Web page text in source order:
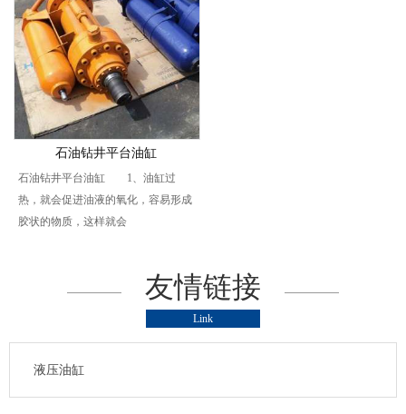
石油钻井平台油缸
石油钻井平台油缸 1、油缸过
热，就会促进油液的氧化，容易形成
胶状的物质，这样就会
友情链接
Link
液压油缸